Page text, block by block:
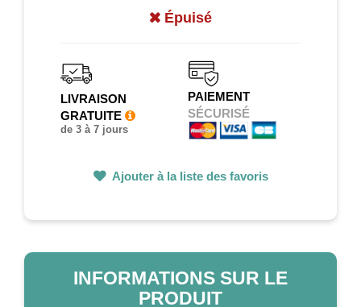
Épuisé
LIVRAISON
GRATUITE
de 3 à 7 jours
PAIEMENT
SÉCURISÉ
Ajouter à la liste des favoris
INFORMATIONS SUR LE
PRODUIT